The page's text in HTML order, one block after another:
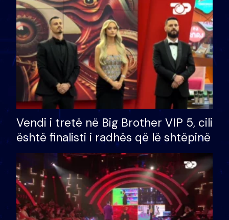
Vendi i tretë në Big Brother VIP 5, cili
është finalisti i radhës që lë shtëpinë